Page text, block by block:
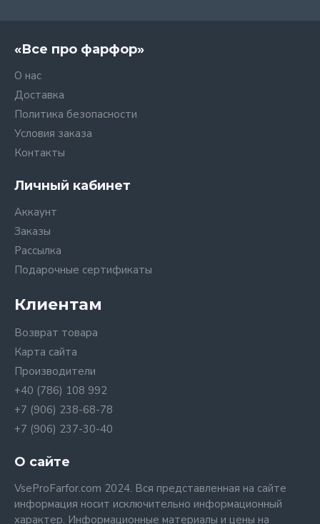
«Все про фарфор»
О нас
Доставка
Политика безопасности
Условия заказа
Контакты
Личный кабинет
Аккаунт
Заказы
Рассылка
Подарочные сертификаты
Клиентам
Возврат товара
Карта сайта
Производители
+40 (786) 108 992
+7 (906) 238-68-78
+7 (906) 237-30-40
О сайте
VseProFarfor.com 2024. Вся представленная на сайте
информация носит исключительно информационный
характер. Информационные материалы и цены на